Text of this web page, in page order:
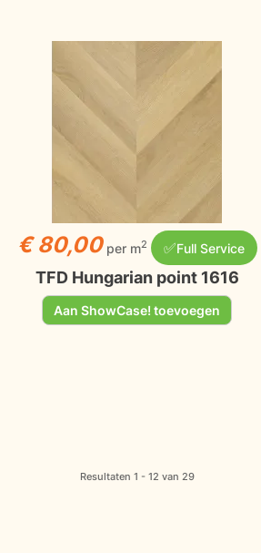
€ 80,00 per m2 ✅Full Service
TFD Hungarian point 1616
Aan ShowCase! toevoegen
Resultaten 1 - 12 van 29